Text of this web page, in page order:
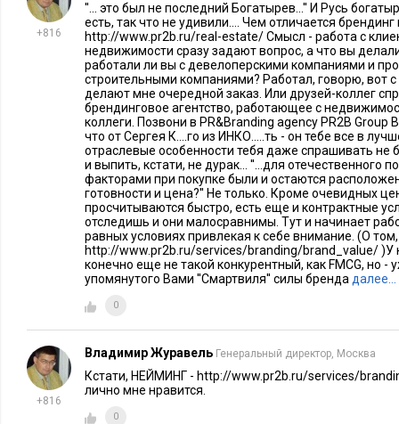
репутации», к примеру, достаточно грамотного пиара.
придуманное в 2004 году, было вполне удачным для
динамично, энергично и опирается на знаковый проект
же энергичен и логотип компании, отражающий образ
высокого здания в Европе – башни «Федерация», и другие
При правильном позиционировании, рекламном и PR-
помочь бизнесу. И действительно, с осени 2004 года,
рубежи упоминаемости в СМИ, и на особые, знаковые
проблемы с позиционированием компании и с пиаром. В
читалось: «Я компания Mirax Group, «вещь в себе», мне
Однако в девелопменте важно сотрудничество – со
сообществами, государственными структурами,
этим окружением у компании Mirax были проблемы…
А хороший пиар под управлением комплексной программы
может помочь и при сложных моментах развития бизнеса.
Фото:
pixabay.com
+816
''... это был не последний Богатырев...'' И Русь
есть, так что не удивили.... Чем отличается
http://www.pr2b.ru/real-estate/ Смысл - работа с
недвижимости сразу задают вопрос, а что вы
работали ли вы с девелоперскими компаниями и
строительными компаниями? Работал, говорю, вот с
делают мне очередной заказ. Или друзей-коллег
брендинговое агентство, работающее с
коллеги. Позвони в PR&Branding agency PR2B
что от Сергея К....го из ИНКО.....ть - он тебе все в
отраслевые особенности тебя даже спрашивать не
и выпить, кстати, не дурак... ''...для отечественного
факторами при покупке были и остаются
готовности и цена?'' Не только. Кроме очевидных
просчитываются быстро, есть еще и контрактные
отследишь и они малосравнимы. Тут и начинает
равных условиях привлекая к себе внимание. (О
http://www.pr2b.ru/services/branding/brand_value/ )У
конечно еще не такой конкурентный, как FMCG, но -
упомянутого Вами ''Смартвиля'' силы бренда далее…
0
+816
Владимир Журавель Генеральный директор, Москва
Кстати, НЕЙМИНГ - http://www.pr2b.ru/services/
лично мне нравится.
0